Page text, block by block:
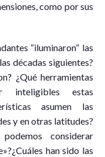
como por sus
“iluminaron” las
décadas siguientes?
¿Qué herramientas
inteligibles estas
asumen las
y en otras latitudes?
considerar
han sido las